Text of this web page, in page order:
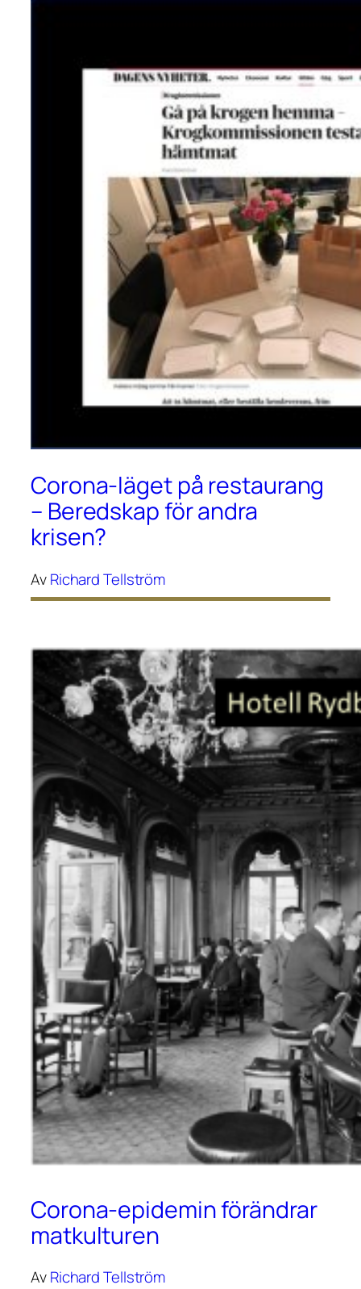
Corona-läget på restaurang
– Beredskap för andra
krisen?
AvRichard Tellström
Corona-epidemin förändrar
matkulturen
AvRichard Tellström